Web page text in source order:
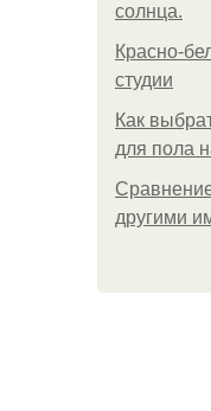
солнца.
Красно-
студии
Как
для пола
другими